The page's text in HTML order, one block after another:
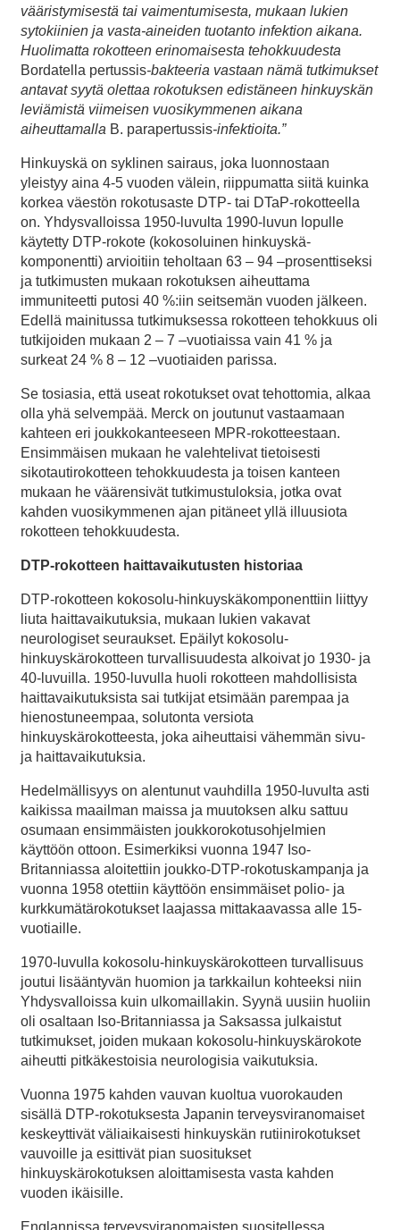
vääristymisestä tai vaimentumisesta, mukaan lukien
sytokiinien ja vasta-aineiden tuotanto infektion aikana.
Huolimatta rokotteen erinomaisesta tehokkuudesta
Bordatella pertussis-bakteeria vastaan nämä tutkimukset
antavat syytä olettaa rokotuksen edistäneen hinkuyskän
leviämistä viimeisen vuosikymmenen aikana
aiheuttamalla B. parapertussis-infektioita.”
Hinkuyskä on syklinen sairaus, joka luonnostaan
yleistyy aina 4-5 vuoden välein, riippumatta siitä kuinka
korkea väestön rokotusaste DTP- tai DTaP-rokotteella
on. Yhdysvalloissa 1950-luvulta 1990-luvun lopulle
käytetty DTP-rokote (kokosoluinen hinkuyskä-
komponentti) arvioitiin teholtaan 63 – 94 –prosenttiseksi
ja tutkimusten mukaan rokotuksen aiheuttama
immuniteetti putosi 40 %:iin seitsemän vuoden jälkeen.
Edellä mainitussa tutkimuksessa rokotteen tehokkuus oli
tutkijoiden mukaan 2 – 7 –vuotiaissa vain 41 % ja
surkeat 24 % 8 – 12 –vuotiaiden parissa.
Se tosiasia, että useat rokotukset ovat tehottomia, alkaa
olla yhä selvempää. Merck on joutunut vastaamaan
kahteen eri joukkokanteeseen MPR-rokotteestaan.
Ensimmäisen mukaan he valehtelivat tietoisesti
sikotautirokotteen tehokkuudesta ja toisen kanteen
mukaan he väärensivät tutkimustuloksia, jotka ovat
kahden vuosikymmenen ajan pitäneet yllä illuusiota
rokotteen tehokkuudesta.
DTP-rokotteen haittavaikutusten historiaa
DTP-rokotteen kokosolu-hinkuyskäkomponenttiin liittyy
liuta haittavaikutuksia, mukaan lukien vakavat
neurologiset seuraukset. Epäilyt kokosolu-
hinkuyskärokotteen turvallisuudesta alkoivat jo 1930- ja
40-luvuilla. 1950-luvulla huoli rokotteen mahdollisista
haittavaikutuksista sai tutkijat etsimään parempaa ja
hienostuneempaa, solutonta versiota
hinkuyskärokotteesta, joka aiheuttaisi vähemmän sivu-
ja haittavaikutuksia.
Hedelmällisyys on alentunut vauhdilla 1950-luvulta asti
kaikissa maailman maissa ja muutoksen alku sattuu
osumaan ensimmäisten joukkorokotusohjelmien
käyttöön ottoon. Esimerkiksi vuonna 1947 Iso-
Britanniassa aloitettiin joukko-DTP-rokotuskampanja ja
vuonna 1958 otettiin käyttöön ensimmäiset polio- ja
kurkkumätärokotukset laajassa mittakaavassa alle 15-
vuotiaille.
1970-luvulla kokosolu-hinkuyskärokotteen turvallisuus
joutui lisääntyvän huomion ja tarkkailun kohteeksi niin
Yhdysvalloissa kuin ulkomaillakin. Syynä uusiin huoliin
oli osaltaan Iso-Britanniassa ja Saksassa julkaistut
tutkimukset, joiden mukaan kokosolu-hinkuyskärokote
aiheutti pitkäkestoisia neurologisia vaikutuksia.
Vuonna 1975 kahden vauvan kuoltua vuorokauden
sisällä DTP-rokotuksesta Japanin terveysviranomaiset
keskeyttivät väliaikaisesti hinkuyskän rutiinirokotukset
vauvoille ja esittivät pian suositukset
hinkuyskärokotuksen aloittamisesta vasta kahden
vuoden ikäisille.
Englannissa terveysviranomaisten suositellessa